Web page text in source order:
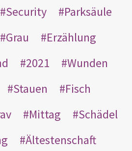
Security
Parksäule
Grau
Erzählung
2021
Wunden
Stauen
Fisch
Mittag
Schädel
Ältestenschaft